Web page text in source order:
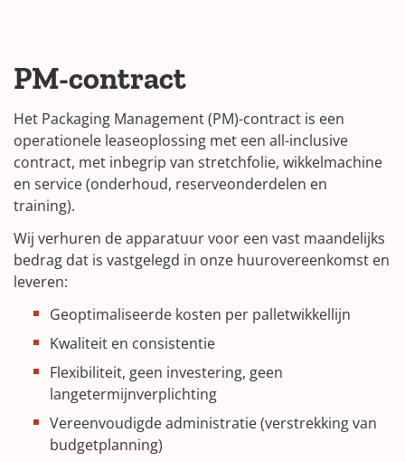
PM-contract
Het Packaging Management (PM)-contract is een
operationele leaseoplossing met een all-inclusive
contract, met inbegrip van stretchfolie, wikkelmachine
en service (onderhoud, reserveonderdelen en
training).
Wij verhuren de apparatuur voor een vast maandelijks
bedrag dat is vastgelegd in onze huurovereenkomst en
leveren:
Geoptimaliseerde kosten per palletwikkellijn
Kwaliteit en consistentie
Flexibiliteit, geen investering, geen
langetermijnverplichting
Vereenvoudigde administratie (verstrekking van
budgetplanning)